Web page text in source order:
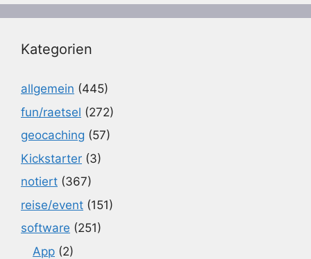
Kategorien
allgemein (445)
fun/raetsel (272)
geocaching (57)
Kickstarter (3)
notiert (367)
reise/event (151)
software (251)
App (2)